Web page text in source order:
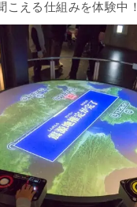
こえる仕組みを体験中！